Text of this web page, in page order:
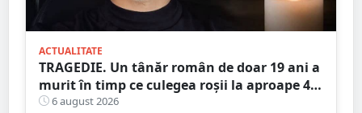
ACTUALITATE
TRAGEDIE. Un tânăr român de doar 19 ani a
murit în timp ce culegea roșii la aproape 40
de grade Celsius,în Italia
6 august 2026